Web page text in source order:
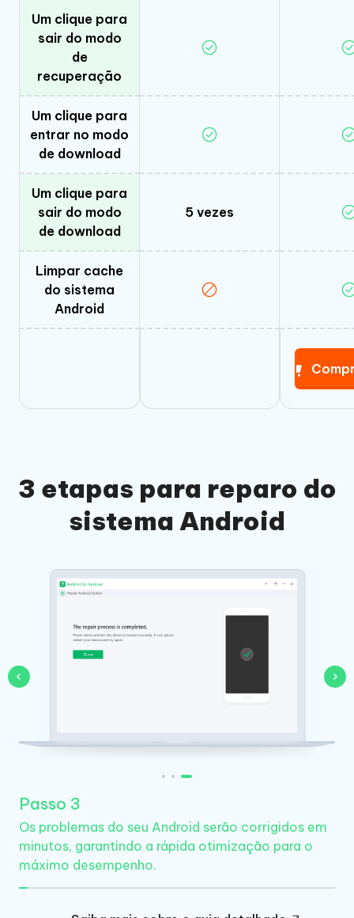
Um clique para
sair do modo
de
recuperação
Um clique para
entrar no modo
de download
Um clique para
sair do modo
de download
5 vezes
Limpar cache
do sistema
Android
3 etapas para reparo do
sistema Android
Passo 3
Os problemas do seu Android serão corrigidos em
minutos, garantindo a rápida otimização para o
máximo desempenho.